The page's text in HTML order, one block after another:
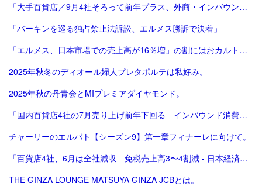
「大手百貨店／9月4社そろって前年プラス、外商・インバウンド好調 | 流通ニュース」
「バーキンを巡る独占禁止法訴訟、エルメス勝訴で決着」
「エルメス、日本市場での売上高が16％増」の割にはおカルト系（笑）は減った気がする。
2025年秋冬のディオール婦人プレタポルテは私好み。
2025年秋の丹青会とMIプレミアダイヤモンド。
「国内百貨店4社の7月売り上げ前年下回る インバウンド消費減で | ロイター」
チャーリーのエルパト【シーズン9】第一章フィナーレに向けて。
「百貨店4社、6月は全社減収 免税売上高3〜4割減 - 日本経済新聞」
THE GINZA LOUNGE MATSUYA GINZA JCBとは。